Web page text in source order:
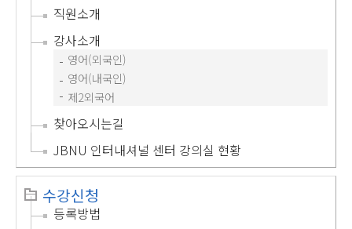
직원소개
강사소개
영어(외국인)
영어(내국인)
제2외국어
찾아오시는길
JBNU 인터내셔널 센터 강의실 현황
수강신청
등록방법